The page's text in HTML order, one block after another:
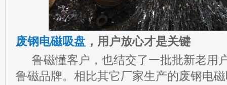
废钢电磁吸盘 ，用户放心才是关键
鲁磁懂客户，也结交了一批批新老用
鲁磁品牌。相比其它厂家生产的废钢电